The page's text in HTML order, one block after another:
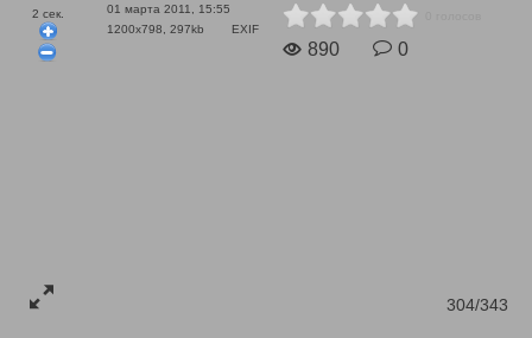
2 сек.
01 марта 2011, 15:55
1200x798, 297kb
EXIF
890 0
304/343